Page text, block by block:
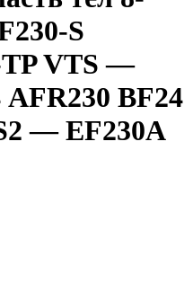
S
TP VТS —
АFR230 ВF24
— EF230А